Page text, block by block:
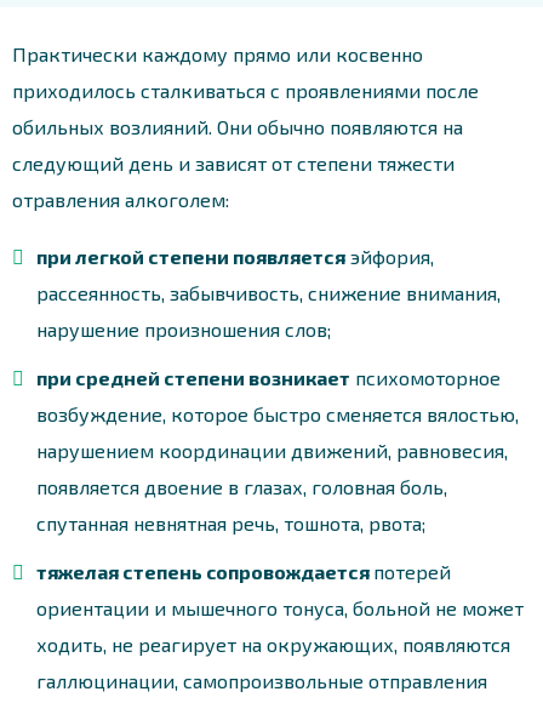
Практически каждому прямо или косвенно
приходилось сталкиваться с проявлениями после
обильных возлияний. Они обычно появляются на
следующий день и зависят от степени тяжести
отравления алкоголем:
при легкой степени появляется эйфория,
рассеянность, забывчивость, снижение внимания,
нарушение произношения слов;
при средней степени возникает психомоторное
возбуждение, которое быстро сменяется вялостью,
нарушением координации движений, равновесия,
появляется двоение в глазах, головная боль,
спутанная невнятная речь, тошнота, рвота;
тяжелая степень cопровождается потерей
ориентации и мышечного тонуса, больной не может
ходить, не реагирует на окружающих, появляются
галлюцинации, самопроизвольные отправления